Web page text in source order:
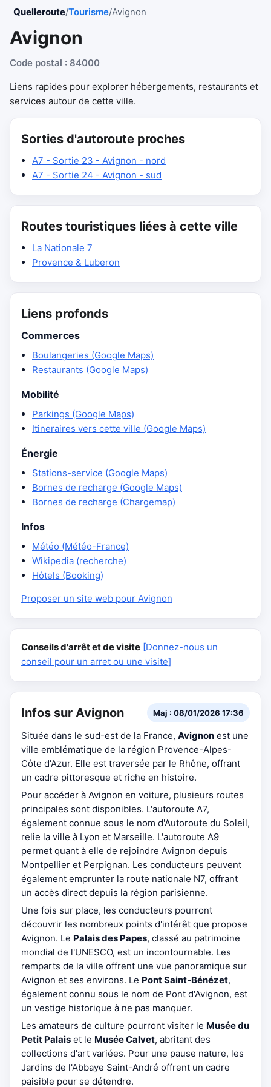
Quelleroute/Tourisme/Avignon
Avignon
Code postal : 84000
Liens rapides pour explorer hébergements, restaurants et
services autour de cette ville.
Sorties d'autoroute proches
A7 - Sortie 23 - Avignon - nord
A7 - Sortie 24 - Avignon - sud
Routes touristiques liées à cette ville
La Nationale 7
Provence & Luberon
Liens profonds
Commerces
Boulangeries (Google Maps)
Restaurants (Google Maps)
Mobilité
Parkings (Google Maps)
Itineraires vers cette ville (Google Maps)
Énergie
Stations-service (Google Maps)
Bornes de recharge (Google Maps)
Bornes de recharge (Chargemap)
Infos
Météo (Météo-France)
Wikipedia (recherche)
Hôtels (Booking)
Proposer un site web pour Avignon
Conseils d'arrêt et de visite [Donnez-nous un
conseil pour un arret ou une visite]
Infos sur Avignon Maj : 08/01/2026 17:36
Située dans le sud-est de la France, Avignon est une
ville emblématique de la région Provence-Alpes-
Côte d'Azur. Elle est traversée par le Rhône, offrant
un cadre pittoresque et riche en histoire.
Pour accéder à Avignon en voiture, plusieurs routes
principales sont disponibles. L'autoroute A7,
également connue sous le nom d'Autoroute du Soleil,
relie la ville à Lyon et Marseille. L'autoroute A9
permet quant à elle de rejoindre Avignon depuis
Montpellier et Perpignan. Les conducteurs peuvent
également emprunter la route nationale N7, offrant
un accès direct depuis la région parisienne.
Une fois sur place, les conducteurs pourront
découvrir les nombreux points d'intérêt que propose
Avignon. Le Palais des Papes, classé au patrimoine
mondial de l'UNESCO, est un incontournable. Les
remparts de la ville offrent une vue panoramique sur
Avignon et ses environs. Le Pont Saint-Bénézet,
également connu sous le nom de Pont d'Avignon, est
un vestige historique à ne pas manquer.
Les amateurs de culture pourront visiter le Musée du
Petit Palais et le Musée Calvet, abritant des
collections d'art variées. Pour une pause nature, les
Jardins de l'Abbaye Saint-André offrent un cadre
paisible pour se détendre.